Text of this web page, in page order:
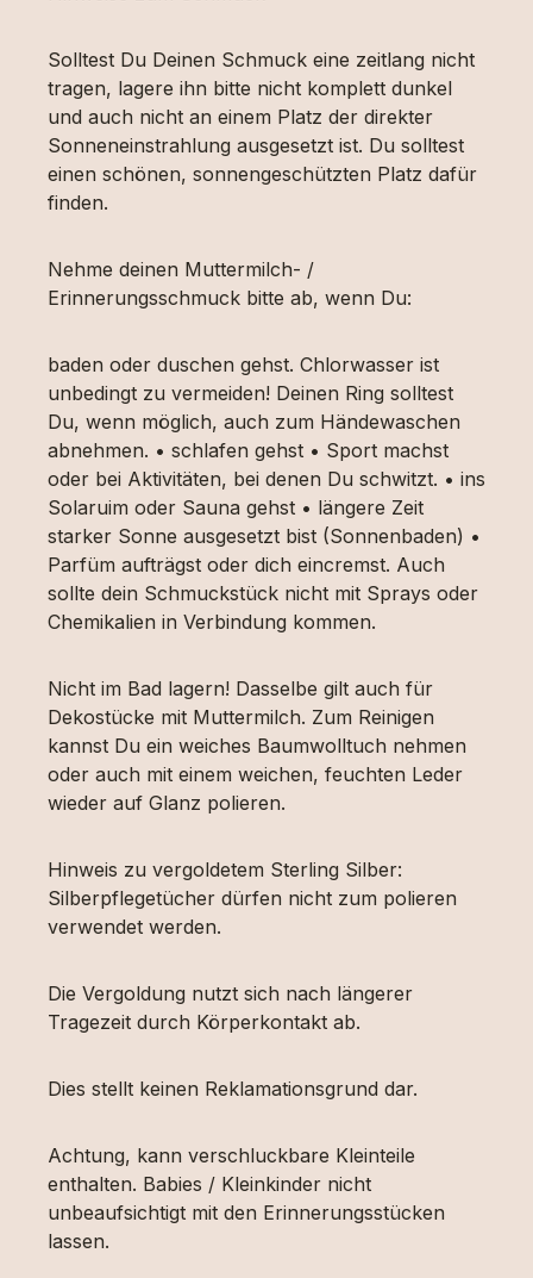
Solltest Du Deinen Schmuck eine zeitlang nicht
tragen, lagere ihn bitte nicht komplett dunkel
und auch nicht an einem Platz der direkter
Sonneneinstrahlung ausgesetzt ist. Du solltest
einen schönen, sonnengeschützten Platz dafür
finden.
Nehme deinen Muttermilch- /
Erinnerungsschmuck bitte ab, wenn Du:
baden oder duschen gehst. Chlorwasser ist
unbedingt zu vermeiden! Deinen Ring solltest
Du, wenn möglich, auch zum Händewaschen
abnehmen. • schlafen gehst • Sport machst
oder bei Aktivitäten, bei denen Du schwitzt. • ins
Solaruim oder Sauna gehst • längere Zeit
starker Sonne ausgesetzt bist (Sonnenbaden) •
Parfüm aufträgst oder dich eincremst. Auch
sollte dein Schmuckstück nicht mit Sprays oder
Chemikalien in Verbindung kommen.
Nicht im Bad lagern! Dasselbe gilt auch für
Dekostücke mit Muttermilch. Zum Reinigen
kannst Du ein weiches Baumwolltuch nehmen
oder auch mit einem weichen, feuchten Leder
wieder auf Glanz polieren.
Hinweis zu vergoldetem Sterling Silber:
Silberpflegetücher dürfen nicht zum polieren
verwendet werden.
Die Vergoldung nutzt sich nach längerer
Tragezeit durch Körperkontakt ab.
Dies stellt keinen Reklamationsgrund dar.
Achtung, kann verschluckbare Kleinteile
enthalten. Babies / Kleinkinder nicht
unbeaufsichtigt mit den Erinnerungsstücken
lassen.